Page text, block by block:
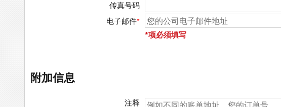
传真号码
电子邮件*
*项必须填写
附加信息
注释